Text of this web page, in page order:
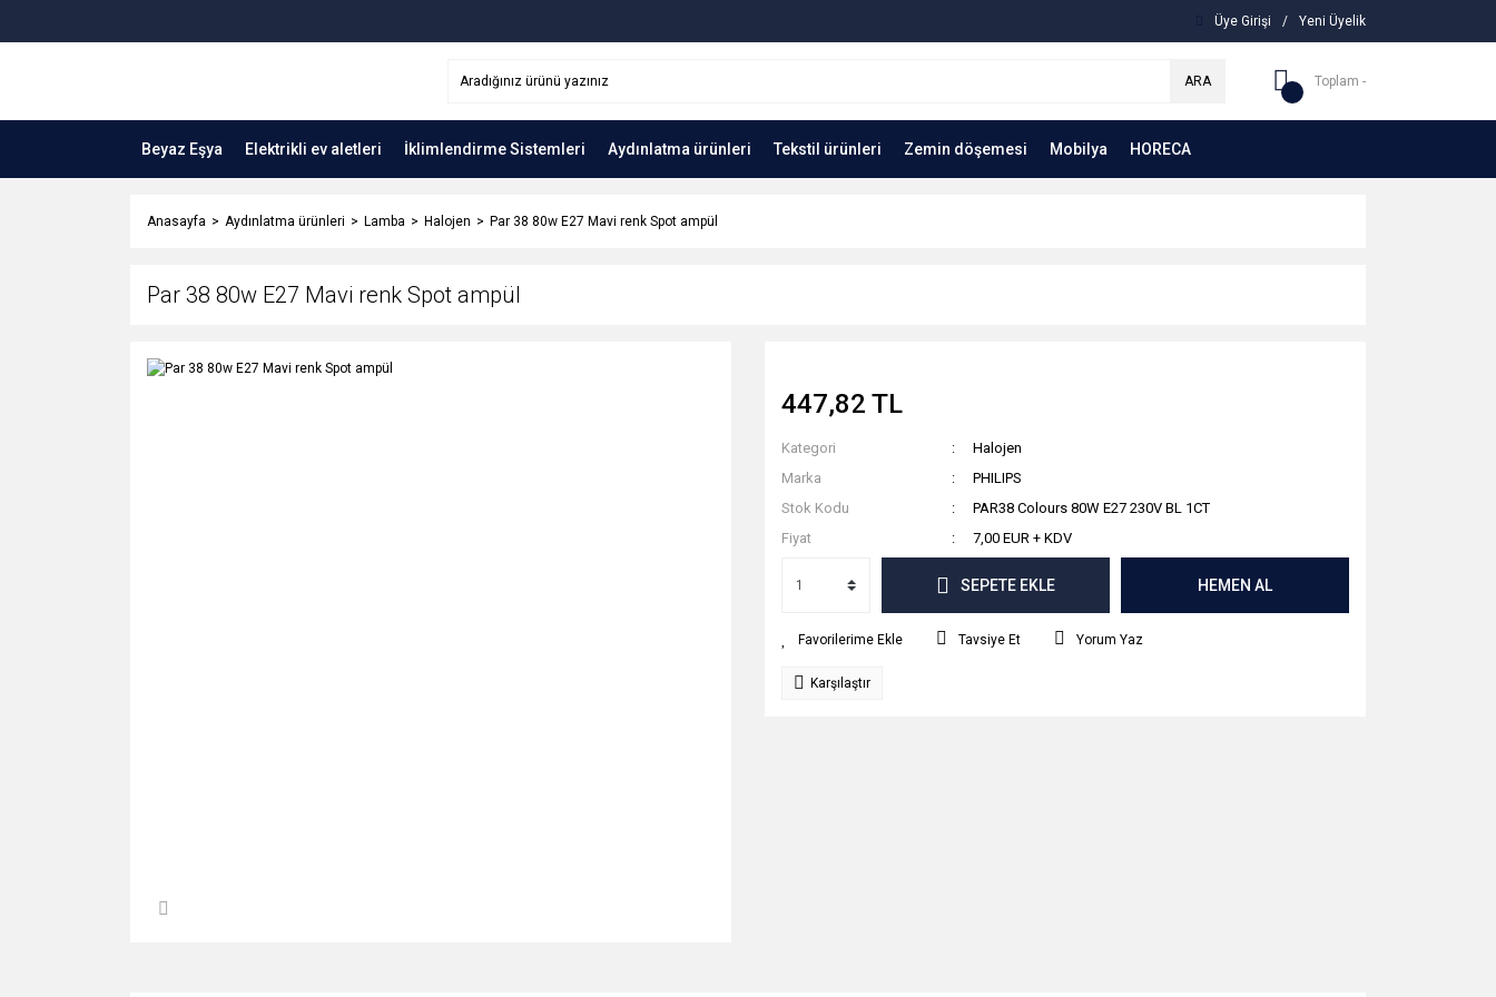
Üye Girişi / Yeni Üyelik
ARA Toplam -
Beyaz Eşya Elektrikli ev aletleri İklimlendirme Sistemleri Aydınlatma ürünleri Tekstil ürünleri Zemin döşemesi Mobilya HORECA
Anasayfa Aydınlatma ürünleri Lamba Halojen Par 38 80w E27 Mavi renk Spot ampül
Par 38 80w E27 Mavi renk Spot ampül
447,82 TL
Kategori
Halojen
Marka
PHILIPS
Stok Kodu
PAR38 Colours 80W E27 230V BL 1CT
Fiyat
7,00 EUR + KDV
SEPETE EKLE HEMEN AL
Tavsiye Et Yorum Yaz
Karşılaştır